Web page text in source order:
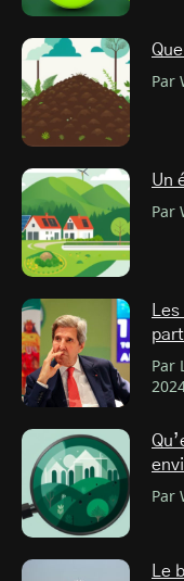
Par
Un
Par
Par
Par
Le